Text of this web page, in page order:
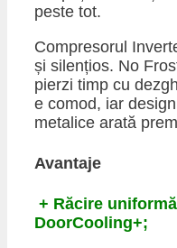
peste tot.
Compresorul
și silențios. No
pierzi timp cu
e comod, iar
metalice arată
Avantaje
+ Răcire
DoorCooling+;